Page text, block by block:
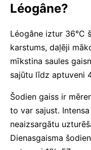
Léogâne?
Léogâne iztur 36°C
karstums, daļēji
mīkstina saules
sajūtu līdz aptuveni
Šodien gaiss ir
to var sajust.
neaizsargātu
Dienasgaisma